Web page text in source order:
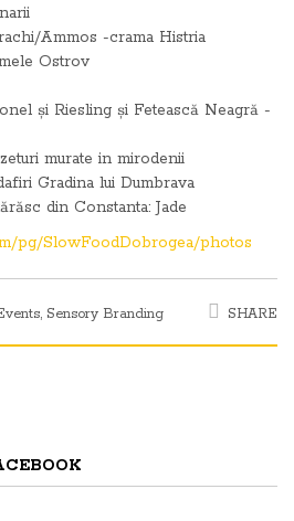
Ammos -crama Histria
Ostrov
și Riesling și Fetească Neagră -
murate in mirodenii
Gradina lui Dumbrava
din Constanta: Jade
pg/SlowFoodDobrogea/photos
, Sensory Branding SHARE